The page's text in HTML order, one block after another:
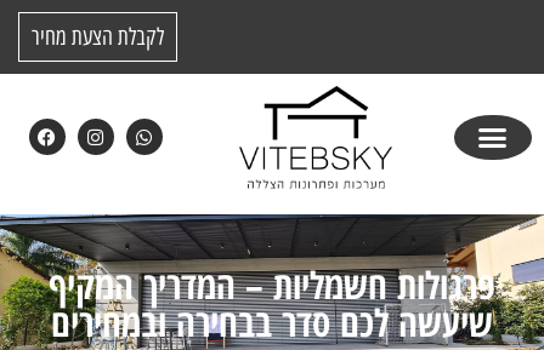
לקבלת הצעת מחיר
פרגולות חשמליות – המדריך המקיף
שיעשה לכם סדר בבחירה ובמחירים